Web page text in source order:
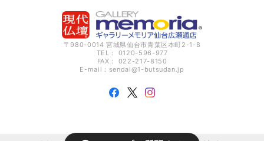
〒980-0014 宮城県仙台市青葉区本町2-1-8
TEL： 0120-596-977
FAX： 022-217-8150
E-mail： sendai@1-butsudan.jp